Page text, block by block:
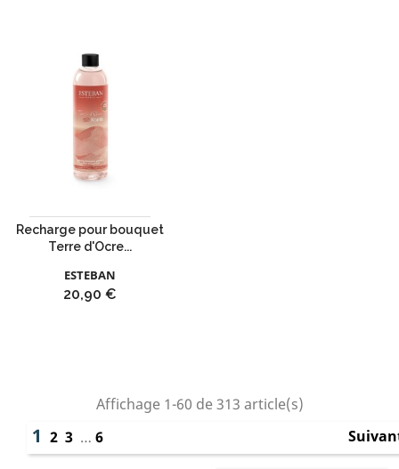
Recharge pour bouquet
Terre d'Ocre...
ESTEBAN
Prix
20,90 €
Affichage 1-60 de 313 article(s)
1 2 3 … 6